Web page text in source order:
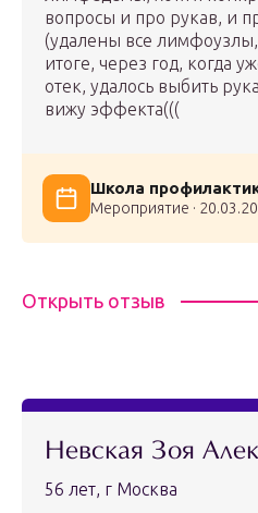
вопросы и про рукав, и
(удалены все
итоге, через год, когда
отек, удалось выбить
вижу эффекта(((
Школа
Мероприятие ·
Открыть отзыв
Невская Зоя
56 лет, г Москва